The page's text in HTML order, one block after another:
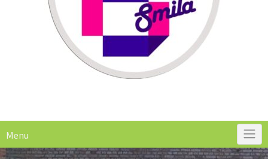
Menu